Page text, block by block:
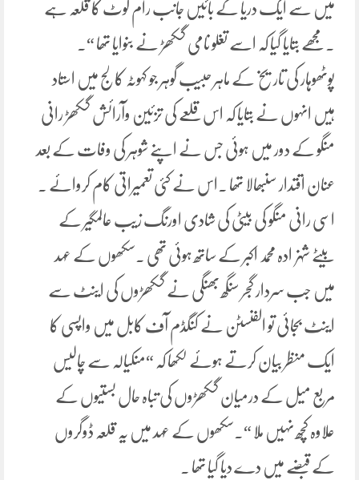
میں سے ایک دریا کے بائیں جانب رام کوٹ کا قلعہ ہے
۔مجھے بتایا گیا کہ اسے تغلو نامی گکھڑ نے بنوایا تھا “۔
پوٹھوہار کی تاریخ کے ماہر حبیب گوہر جو کہوٹہ کالج میں استاد
ہیں انہوں نے بتایا کہ اس قلعے کی تزئین وآرائش گکھڑ رانی
منگو کے دور میں ہوئی جس نے اپنے شوہر کی وفات کے بعد
عنان اقتدار سنبھالا تھا ۔اس نے کئی تعمیراتی کام کروائے ۔
اسی رانی منگو کی بیٹی کی شادی اورنگ زیب عالمگیر کے
بیٹے شہزادہ محمد اکبر کے ساتھ ہوئی تھی ۔سکھوں کے عہد
میں جب سردار گجر سنگھ بھنگی نے گکھڑوں کی اینٹ سے
اینٹ بجائی تو الفنسٹن نے کنگڈم آف کابل میں واپسی کا
ایک منظر بیان کرتے ہوئے لکھا کہ “منکیالہ سے چالیس
مربع میل کے درمیان گکھڑوں کی تباہ حال بستیوں کے
علاوہ کچھ نہیں ملا “۔سکھوں کے عہد میں یہ قلعہ ڈوگروں
کے قبضے میں دے دیا گیا تھا ۔